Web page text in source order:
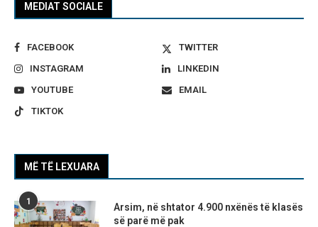
MEDIAT SOCIALE
FACEBOOK
TWITTER
INSTAGRAM
LINKEDIN
YOUTUBE
EMAIL
TIKTOK
MË TË LEXUARA
1
Arsim, në shtator 4.900 nxënës të klasës
së parë më pak